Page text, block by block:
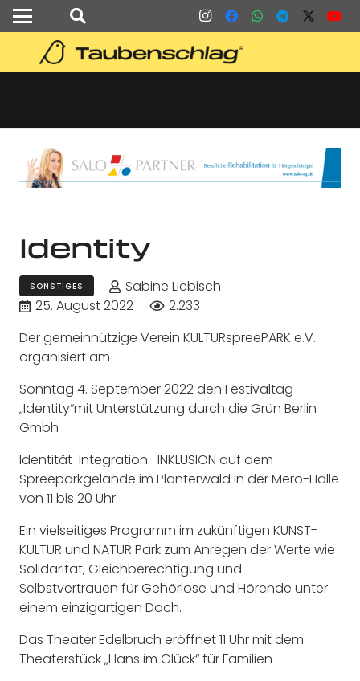
Identity
SONSTIGES
Sabine Liebisch
25. August 2022
2.233
Der gemeinnützige Verein KULTURspreePARK e.V.
organisiert am
Sonntag 4. September 2022 den Festivaltag
„Identity“mit Unterstützung durch die Grün Berlin
Gmbh
Identität-Integration- INKLUSION auf dem
Spreeparkgelände im Plänterwald in der Mero-Halle
von 11 bis 20 Uhr.
Ein vielseitiges Programm im zukünftigen KUNST-
KULTUR und NATUR Park zum Anregen der Werte wie
Solidarität, Gleichberechtigung und
Selbstvertrauen für Gehörlose und Hörende unter
einem einzigartigen Dach.
Das Theater Edelbruch eröffnet 11 Uhr mit dem
Theaterstück „Hans im Glück“ für Familien